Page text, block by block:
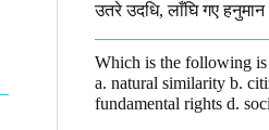
उतरे उदधि, लाँघि गए
Which is the following
a. natural similarity b.
fundamental rights d.